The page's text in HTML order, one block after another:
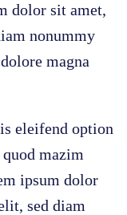
dolor sit amet,
nonummy
magna
eleifend option
mazim
ipsum dolor
sed diam